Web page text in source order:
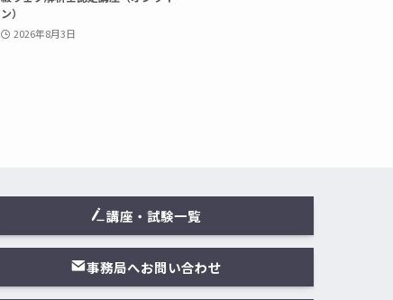
ン）
2026年8月3日
講座・試験一覧
事務局へお問い合わせ